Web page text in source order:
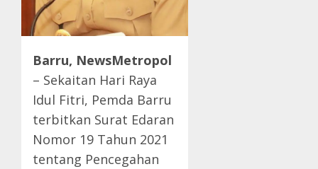
Barru, NewsMetropol
– Sekaitan Hari Raya
Idul Fitri, Pemda Barru
terbitkan Surat Edaran
Nomor 19 Tahun 2021
tentang Pencegahan